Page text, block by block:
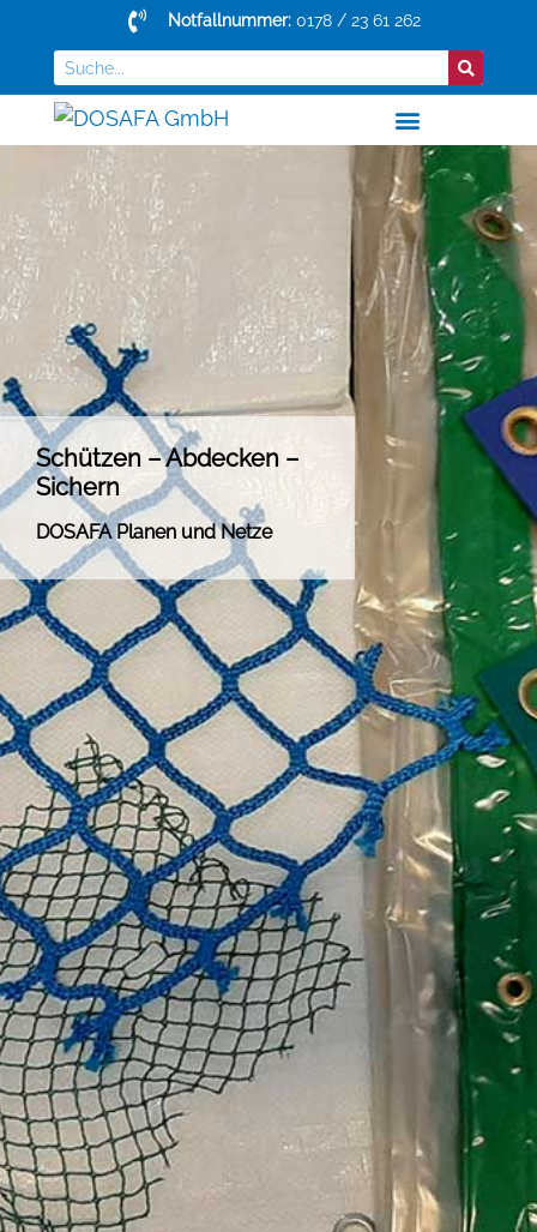
Notfallnummer: 0178 / 23 61 262
Schützen – Abdecken –
Sichern
DOSAFA Planen und Netze